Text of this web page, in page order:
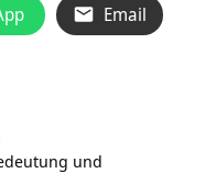
Email
und